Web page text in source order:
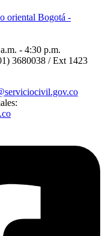
oriental Bogotá -
- 4:30 p.m.
3680038 / Ext 1423